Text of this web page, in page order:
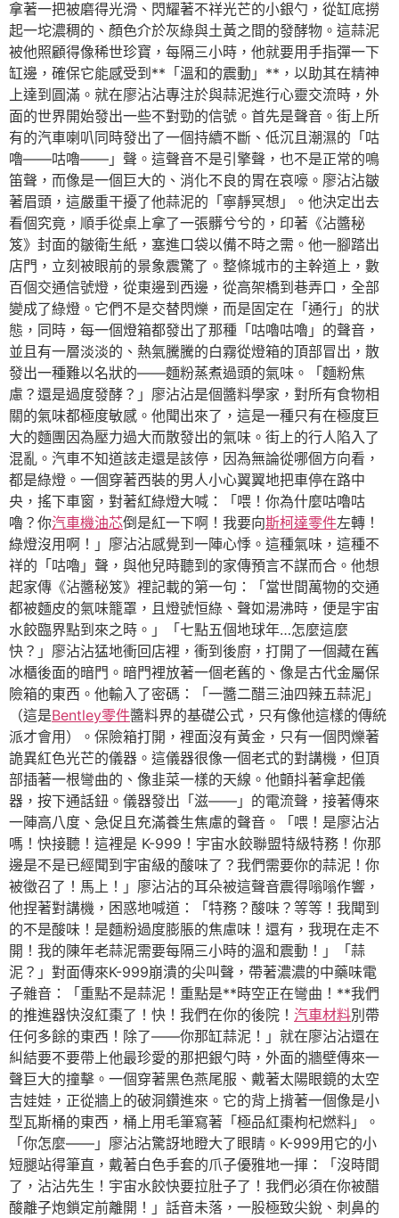
拿著一把被磨得光滑、閃耀著不祥光芒的小銀勺，從缸底撈
起一坨濃稠的、顏色介於灰綠與土黃之間的發酵物。這蒜泥
被他照顧得像稀世珍寶，每隔三小時，他就要用手指彈一下
缸邊，確保它能感受到**「溫和的震動」**，以助其在精神
上達到圓滿。就在廖沾沾專注於與蒜泥進行心靈交流時，外
面的世界開始發出一些不對勁的信號。首先是聲音。街上所
有的汽車喇叭同時發出了一個持續不斷、低沉且潮濕的「咕
嚕——咕嚕——」聲。這聲音不是引擎聲，也不是正常的鳴
笛聲，而像是一個巨大的、消化不良的胃在哀嚎。廖沾沾皺
著眉頭，這嚴重干擾了他蒜泥的「寧靜冥想」。他決定出去
看個究竟，順手從桌上拿了一張髒兮兮的，印著《沾醬秘
笈》封面的皺衛生紙，塞進口袋以備不時之需。他一腳踏出
店門，立刻被眼前的景象震驚了。整條城市的主幹道上，數
百個交通信號燈，從東邊到西邊，從高架橋到巷弄口，全部
變成了綠燈。它們不是交替閃爍，而是固定在「通行」的狀
態，同時，每一個燈箱都發出了那種「咕嚕咕嚕」的聲音，
並且有一層淡淡的、熱氣騰騰的白霧從燈箱的頂部冒出，散
發出一種難以名狀的——麵粉蒸煮過頭的氣味。「麵粉焦
慮？還是過度發酵？」廖沾沾是個醬料學家，對所有食物相
關的氣味都極度敏感。他聞出來了，這是一種只有在極度巨
大的麵團因為壓力過大而散發出的氣味。街上的行人陷入了
混亂。汽車不知道該走還是該停，因為無論從哪個方向看，
都是綠燈。一個穿著西裝的男人小心翼翼地把車停在路中
央，搖下車窗，對著紅綠燈大喊：「喂！你為什麼咕嚕咕
嚕？你汽車機油芯倒是紅一下啊！我要向斯柯達零件左轉！
綠燈沒用啊！」廖沾沾感覺到一陣心悸。這種氣味，這種不
祥的「咕嚕」聲，與他兒時聽到的家傳預言不謀而合。他想
起家傳《沾醬秘笈》裡記載的第一句：「當世間萬物的交通
都被麵皮的氣味籠罩，且燈號恒綠、聲如湯沸時，便是宇宙
水餃臨界點到來之時。」「七點五個地球年…怎麼這麼
快？」廖沾沾猛地衝回店裡，衝到後廚，打開了一個藏在舊
冰櫃後面的暗門。暗門裡放著一個老舊的、像是古代金屬保
險箱的東西。他輸入了密碼：「一醬二醋三油四辣五蒜泥」
（這是Bentley零件醬料界的基礎公式，只有像他這樣的傳統
派才會用）。保險箱打開，裡面沒有黃金，只有一個閃爍著
詭異紅色光芒的儀器。這儀器很像一個老式的對講機，但頂
部插著一根彎曲的、像韭菜一樣的天線。他顫抖著拿起儀
器，按下通話鈕。儀器發出「滋——」的電流聲，接著傳來
一陣高八度、急促且充滿養生焦慮的聲音。「喂！是廖沾沾
嗎！快接聽！這裡是 K-999！宇宙水餃聯盟特級特務！你那
邊是不是已經聞到宇宙級的酸味了？我們需要你的蒜泥！你
被徵召了！馬上！」廖沾沾的耳朵被這聲音震得嗡嗡作響，
他捏著對講機，困惑地喊道：「特務？酸味？等等！我聞到
的不是酸味！是麵粉過度膨脹的焦慮味！還有，我現在走不
開！我的陳年老蒜泥需要每隔三小時的溫和震動！」「蒜
泥？」對面傳來K-999崩潰的尖叫聲，帶著濃濃的中藥味電
子雜音：「重點不是蒜泥！重點是**時空正在彎曲！**我們
的推進器快沒紅棗了！快！我們在你的後院！ 汽車材料別帶
任何多餘的東西！除了——你那缸蒜泥！」就在廖沾沾還在
糾結要不要帶上他最珍愛的那把銀勺時，外面的牆壁傳來一
聲巨大的撞擊。一個穿著黑色燕尾服、戴著太陽眼鏡的太空
吉娃娃，正從牆上的破洞鑽進來。它的背上揹著一個像是小
型瓦斯桶的東西，桶上用毛筆寫著「極品紅棗枸杞燃料」。
「你怎麼——」廖沾沾驚訝地瞪大了眼睛。K-999用它的小
短腿站得筆直，戴著白色手套的爪子優雅地一揮：「沒時間
了，沾沾先生！宇宙水餃快要拉肚子了！我們必須在你被醋
酸離子炮鎖定前離開！」話音未落，一股極致尖銳、刺鼻的